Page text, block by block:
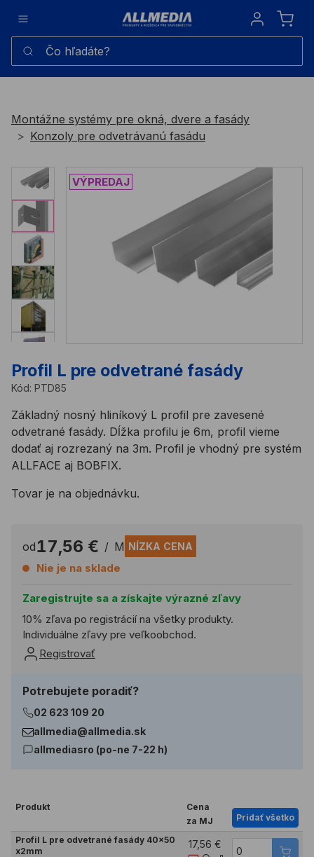
Sign in
Čo hľadáte?
Montážne systémy pre okná, dvere a fasády
Konzoly pre odvetrávanú fasádu
Profil L pre odvetrané fasády
Kód: PTD85
Základný nosný hliníkový L profil pre zavesené
odvetrané fasády. Dĺžka profilu je 6m, profil vieme
dodať aj rozrezaný na 3m. Profil je vhodný pre systém
ALLFACE aj BOBFIX.
Tovar je na objednávku.
od17,56 € / M NÍZKA CENA
Nie je na sklade
Zaregistrujte sa a získajte výrazné zľavy
10% zľava po registrácií na všetky produkty.
Individuálne zľavy pre veľkoobchod.
Registrovať
Potrebujete poradiť?
02 623 109 20
allmedia@allmedia.sk
allmediasro (po-ne 7-22 h)
Produkt
Cena
za MJ
Pridať všetko
Profil L pre odvetrané fasády 40x50
x2mm
17,56 €